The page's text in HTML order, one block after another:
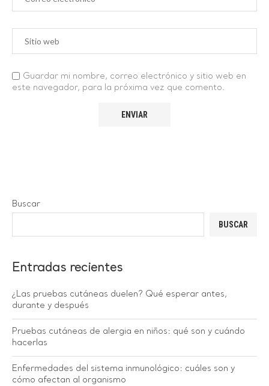
Guardar mi nombre, correo electrónico y sitio web en
este navegador, para la próxima vez que comento.
Buscar
BUSCAR
Entradas recientes
¿Las pruebas cutáneas duelen? Qué esperar antes,
durante y después
Pruebas cutáneas de alergia en niños: qué son y cuándo
hacerlas
Enfermedades del sistema inmunológico: cuáles son y
cómo afectan al organismo